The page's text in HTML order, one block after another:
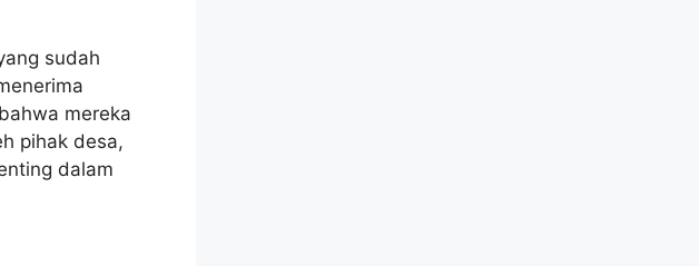
sudah
mereka
pihak desa,
dalam